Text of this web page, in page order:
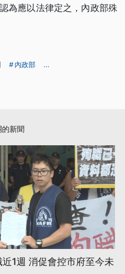
為應以法律定之，內政部殊
內政部 ...
的新聞
1週 消促會控市府至今未